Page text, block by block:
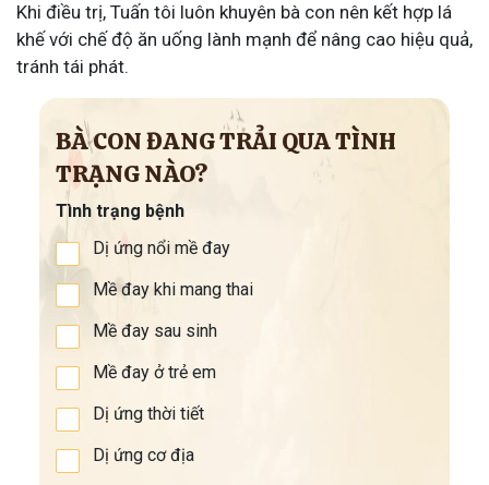
Khi điều trị, Tuấn tôi luôn khuyên bà con nên kết hợp lá
khế với chế độ ăn uống lành mạnh để nâng cao hiệu quả,
tránh tái phát.
BÀ CON ĐANG TRẢI QUA TÌNH
TRẠNG NÀO?
Tình trạng bệnh
Dị ứng nổi mề đay
Mề đay khi mang thai
Mề đay sau sinh
Mề đay ở trẻ em
Dị ứng thời tiết
Dị ứng cơ địa